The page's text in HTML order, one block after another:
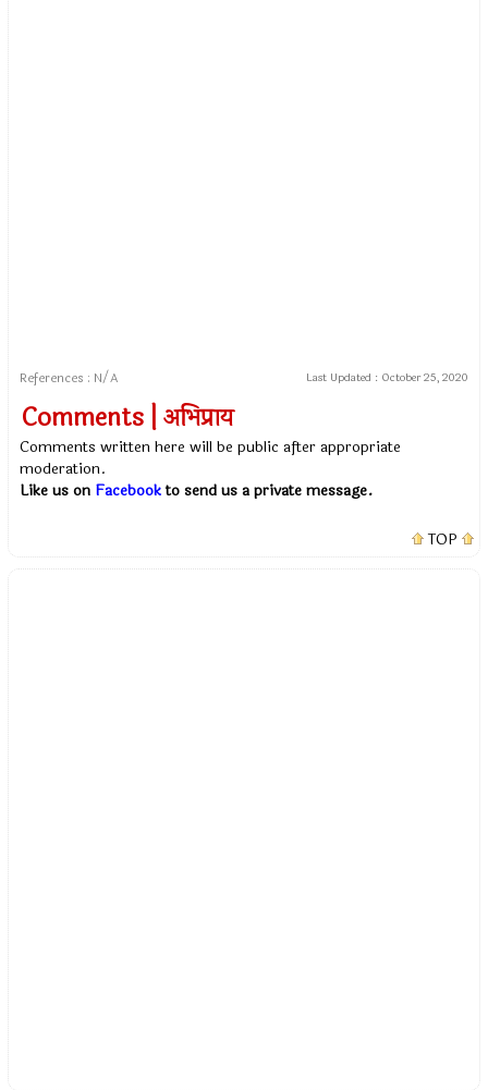
References : N/A Last Updated : October 25, 2020
Comments | अभिप्राय
Comments written here will be public after appropriate
moderation.
Like us on Facebookto send us a private message.
TOP